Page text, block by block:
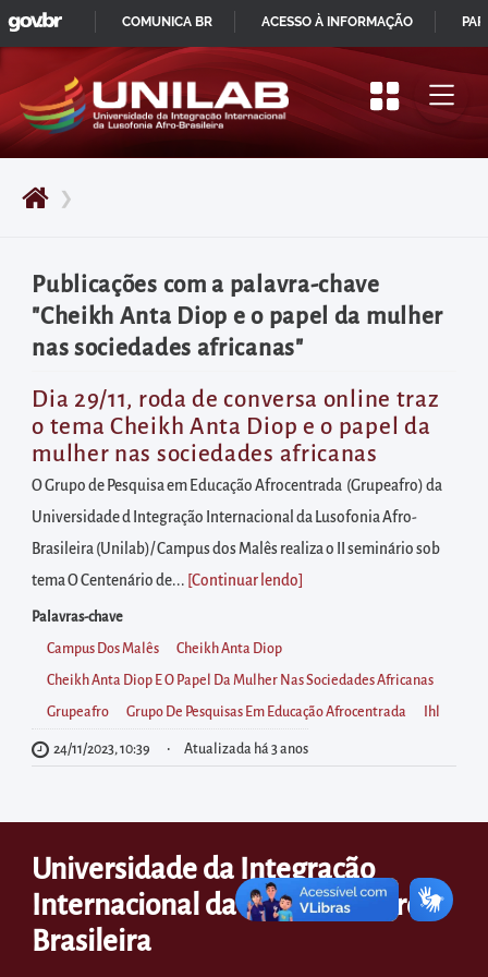
Pular
para
início
do
principal
Acessar
diretamente
o
menu
principal
Acessar
diretamente
à
área
para
realizar
buscas
internas
Acessar
diretamente
as
no
rodapé
❯
Publicações com a palavra-chave
"Cheikh Anta Diop e o papel da mulher
nas sociedades africanas"
Dia 29/11, roda de conversa online traz
o tema Cheikh Anta Diop e o papel da
mulher nas sociedades africanas
O Grupo de Pesquisa em Educação Afrocentrada (Grupeafro) da
Universidade d Integração Internacional da Lusofonia Afro-
Brasileira (Unilab)/ Campus dos Malês realiza o II seminário sob
tema O Centenário de... [Continuar lendo
Palavras-chave
Campus Dos Malês Cheikh Anta Diop
Cheikh Anta Diop E O Papel Da Mulher Nas Sociedades Africanas
Grupeafro Grupo De Pesquisas Em Educação Afrocentrada Ihl
24/11/2023, 10:39 Atualizada há 3 anos
Universidade da Integração
Internacional da Lusofonia Afro-
Brasileira
IR
PARA
CONTEÚDO
GOVBR
COMUNICA BR ACESSO À INFORMAÇÃO